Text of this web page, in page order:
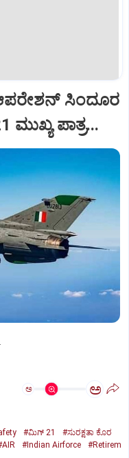
ಸಿಂದೂರ
ಪಾತ್ರ...
ಅ ಅ
#ಮಿಗ್‌ 21
#ಸುರಕ್ಷತಾ ಕೊರ
#Indian Airforce
#Retirem